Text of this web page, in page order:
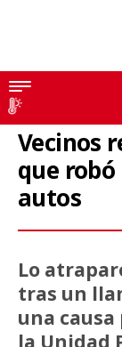
Barrio Regional
Vecinos
que
autos
Lo
tras un
una
la Unidad